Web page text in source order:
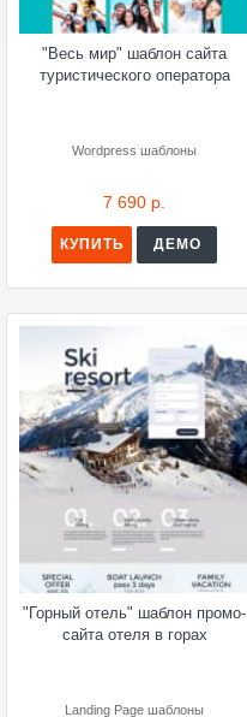
"Весь мир" шаблон сайта
туристического оператора
Wordpress шаблоны
7 690 р.
КУПИТЬ ДЕМО
"Горный отель" шаблон промо-
сайта отеля в горах
Landing Page шаблоны